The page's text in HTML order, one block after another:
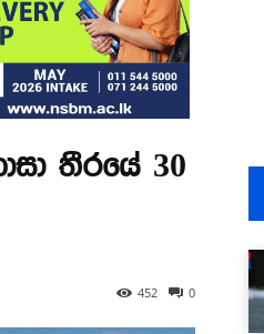
තීරයේ 30
0
452